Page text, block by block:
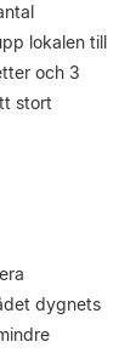
lokalen till
och 3
stort
dygnets